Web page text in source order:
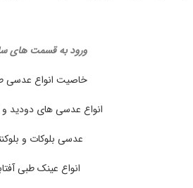
ورود به قسمت های
خاصیت انواع عدسی
انواع عدسی های دودید
عدسی بلوکات و
انواع عینک طبی